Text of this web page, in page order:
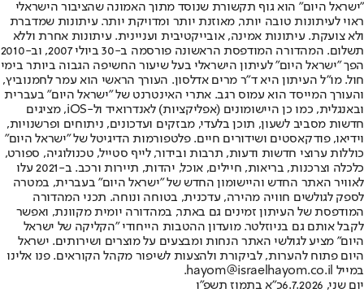
"ישראל היום" הוא גוף תקשורת שנוסד מתוך האמונה שהציבור הישראלי
ראוי לעיתונות טובה יותר, מאוזנת יותר ומדויקת יותר. עיתונות שמדברת
ולא צועקת. עיתונות אמינה, אובייקטיבית ועניינית. עיתונות אחרת וללא
תשלום. המהדורה המודפסת הראשונה פורסמה ב-30 ביולי 2007, וב-2010
הפך "ישראל היום" לעיתון הישראלי בעל שיעור החשיפה הגבוה ביותר בימי
חול. מו"ל העיתון היא ד"ר מרים אדלסון. העורך הראשי הוא עמר לחמנוביץ,
והעורך המייסד הוא עמוס רגב. אתרי האינטרנט של "ישראל היום" בעברית
ובאנגלית, כמו כן היישומונים (אפליקציות) לאנדרואיד ול-iOS, מציגים
חדשות מסביב לשעון, תוכן בלעדי, מבזקים ועדכונים, ניתוחים ופרשנויות,
וידיאו, פודקאסטים ושידורים חיים. פלטפורמות הדיגיטל של "ישראל היום"
כוללות ערוצי חדשות ודעות, תרבות ובידור, לייף סטייל, טכנולוגיה, ספורט,
כלכלה וצרכנות, בריאות, חיילים, אוכל, יהדות, תיירות ורכב. ב-2021 עלו
לאוויר האתר החדש והיישומון החדש של "ישראל היום" בעברית, במטרה
לספק לגולשים חוויה מהירה, עדכנית, בטוחה ונוחה. תכני המהדורה
המודפסת של העיתון זמינים גם באתר, במהדורה יומית מקוונת, ואפשר
לקבל אותם גם בניוזלטר. מועדון ההטבות הייחודי "הקליקה של ישראל
היום" מציע לגולשי האתר הנחות ומבצעים על מוצרים ושירותים. ישראל
היום פתוח להערות, לביקורת ולהצעות לשיפור מקהל הקוראים. פנו אלינו
במייל hayom@israelhayom.co.il.
יום שני, 6.7.2026
כ"א בתמוז תשפ"ו